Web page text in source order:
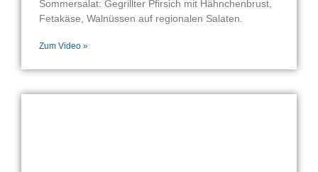
Sommersalat: Gegrillter Pfirsich mit Hähnchenbrust,
Fetakäse, Walnüssen auf regionalen Salaten.
Zum Video »